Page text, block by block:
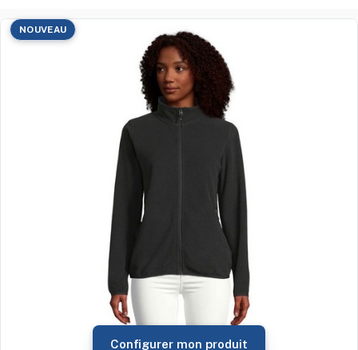
NOUVEAU
Configurer mon produit